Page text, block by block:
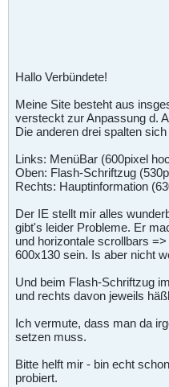
Hallo Verbündete!
Meine Site besteht aus
versteckt zur Anpassung d.
Die anderen drei spalten
Links: MenüBar (600pixel
Oben: Flash-Schriftzug
Rechts: Hauptinformation
Der IE stellt mir alles
gibt's leider Probleme. Er
und horizontale scrollbars
600x130 sein. Is aber nicht
Und beim Flash-Schriftzug
und rechts davon jeweils
Ich vermute, dass man da
setzen muss.
Bitte helft mir - bin echt
probiert.